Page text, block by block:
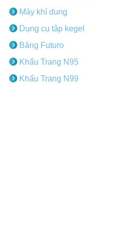
Máy khí dung
Dụng cụ tập kegel
Băng Futuro
Khẩu Trang N95
Khẩu Trang N99